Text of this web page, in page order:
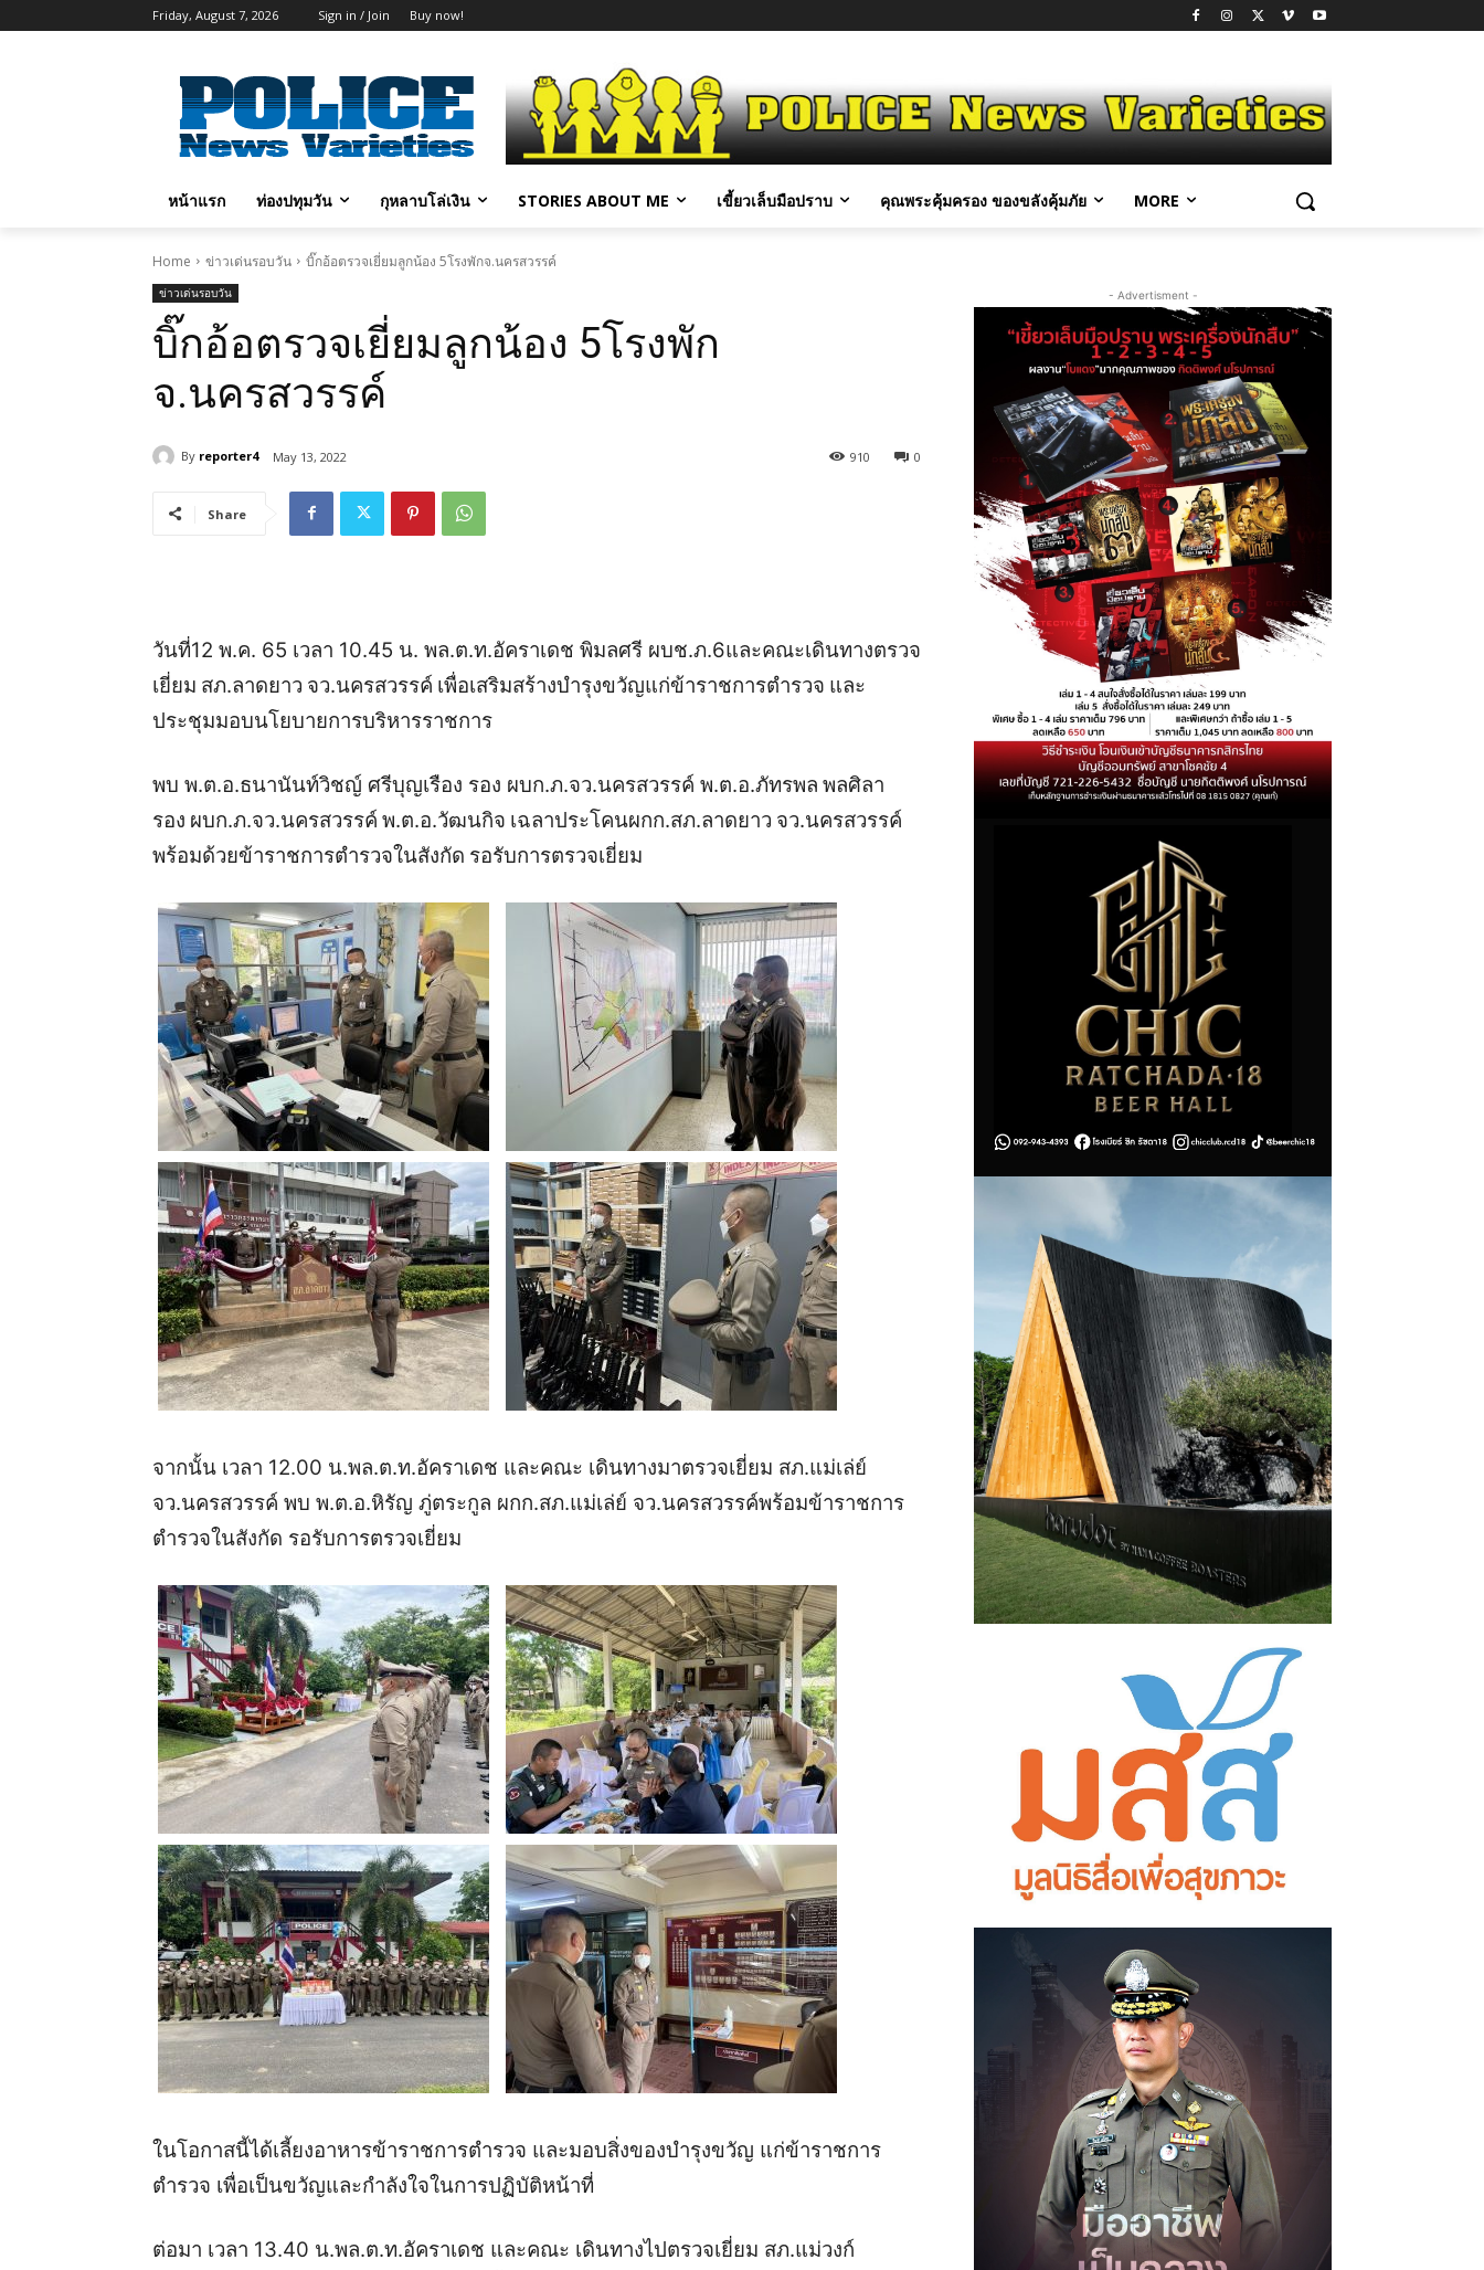
Friday, August 7, 2026 Sign in / Join Buy now!
หน้าแรก ท่องปทุมวัน กุหลาบโล่เงิน STORIES ABOUT ME เขี้ยวเล็บมือปราบ คุณพระคุ้มครอง ของขลังคุ้มภัย MORE
Home ข่าวเด่นรอบวัน บิ๊กอ้อตรวจเยี่ยมลูกน้อง 5โรงพักจ.นครสวรรค์
ข่าวเด่นรอบวัน
บิ๊กอ้อตรวจเยี่ยมลูกน้อง 5โรงพัก
จ.นครสวรรค์
By reporter4 May 13, 2022 0
910
Share
วันที่12 พ.ค. 65 เวลา 10.45 น. พล.ต.ท.อัคราเดช พิมลศรี ผบช.ภ.6และคณะเดินทางตรวจ
เยี่ยม สภ.ลาดยาว จว.นครสวรรค์ เพื่อเสริมสร้างบำรุงขวัญแก่ข้าราชการตำรวจ และ
ประชุมมอบนโยบายการบริหารราชการ
พบ พ.ต.อ.ธนานันท์วิชญ์ ศรีบุญเรือง รอง ผบก.ภ.จว.นครสวรรค์ พ.ต.อ.ภัทรพล พลศิลา
รอง ผบก.ภ.จว.นครสวรรค์ พ.ต.อ.วัฒนกิจ เฉลาประโคนผกก.สภ.ลาดยาว จว.นครสวรรค์
พร้อมด้วยข้าราชการตำรวจในสังกัด รอรับการตรวจเยี่ยม
จากนั้น เวลา 12.00 น.พล.ต.ท.อัคราเดช และคณะ เดินทางมาตรวจเยี่ยม สภ.แม่เล่ย์
จว.นครสวรรค์ พบ พ.ต.อ.หิรัญ ภู่ตระกูล ผกก.สภ.แม่เล่ย์ จว.นครสวรรค์พร้อมข้าราชการ
ตำรวจในสังกัด รอรับการตรวจเยี่ยม
ในโอกาสนี้ได้เลี้ยงอาหารข้าราชการตำรวจ และมอบสิ่งของบำรุงขวัญ แก่ข้าราชการ
ตำรวจ เพื่อเป็นขวัญและกำลังใจในการปฏิบัติหน้าที่
ต่อมา เวลา 13.40 น.พล.ต.ท.อัคราเดช และคณะ เดินทางไปตรวจเยี่ยม สภ.แม่วงก์
- Advertisment -